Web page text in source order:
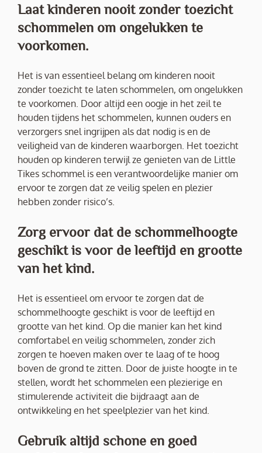
Laat kinderen nooit zonder toezicht
schommelen om ongelukken te
voorkomen.
Het is van essentieel belang om kinderen nooit
zonder toezicht te laten schommelen, om ongelukken
te voorkomen. Door altijd een oogje in het zeil te
houden tijdens het schommelen, kunnen ouders en
verzorgers snel ingrijpen als dat nodig is en de
veiligheid van de kinderen waarborgen. Het toezicht
houden op kinderen terwijl ze genieten van de Little
Tikes schommel is een verantwoordelijke manier om
ervoor te zorgen dat ze veilig spelen en plezier
hebben zonder risico’s.
Zorg ervoor dat de schommelhoogte
geschikt is voor de leeftijd en grootte
van het kind.
Het is essentieel om ervoor te zorgen dat de
schommelhoogte geschikt is voor de leeftijd en
grootte van het kind. Op die manier kan het kind
comfortabel en veilig schommelen, zonder zich
zorgen te hoeven maken over te laag of te hoog
boven de grond te zitten. Door de juiste hoogte in te
stellen, wordt het schommelen een plezierige en
stimulerende activiteit die bijdraagt aan de
ontwikkeling en het speelplezier van het kind.
Gebruik altijd schone en goed